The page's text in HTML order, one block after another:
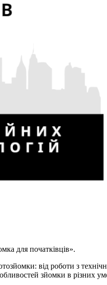
для початківців».
від роботи з
зйомки в різних